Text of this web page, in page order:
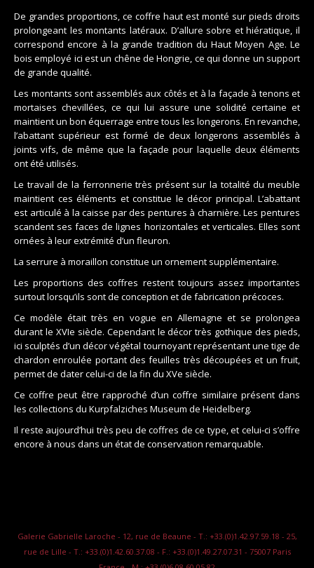
De grandes proportions, ce coffre haut est monté sur pieds droits
prolongeant les montants latéraux. D’allure sobre et hiératique, il
correspond encore à la grande tradition du Haut Moyen Age. Le
bois employé ici est un chêne de Hongrie, ce qui donne un support
de grande qualité.
Les montants sont assemblés aux côtés et à la façade à tenons et
mortaises chevillées, ce qui lui assure une solidité certaine et
maintient un bon équerrage entre tous les longerons. En revanche,
l’abattant supérieur est formé de deux longerons assemblés à
joints vifs, de même que la façade pour laquelle deux éléments
ont été utilisés.
Le travail de la ferronnerie très présent sur la totalité du meuble
maintient ces éléments et constitue le décor principal. L’abattant
est articulé à la caisse par des pentures à charnière. Les pentures
scandent ses faces de lignes horizontales et verticales. Elles sont
ornées à leur extrémité d’un fleuron.
La serrure à moraillon constitue un ornement supplémentaire.
Les proportions des coffres restent toujours assez importantes
surtout lorsqu’ils sont de conception et de fabrication précoces.
Ce modèle était très en vogue en Allemagne et se prolongea
durant le XVIe siècle. Cependant le décor très gothique des pieds,
ici sculptés d’un décor végétal tournoyant représentant une tige de
chardon enroulée portant des feuilles très découpées et un fruit,
permet de dater celui-ci de la fin du XVe siècle.
Ce coffre peut être rapproché d’un coffre similaire présent dans
les collections du Kurpfalziches Museum de Heidelberg.
Il reste aujourd’hui très peu de coffres de ce type, et celui-ci s’offre
encore à nous dans un état de conservation remarquable.
Galerie Gabrielle Laroche - 12, rue de Beaune - T.: +33.(0)1.42.97.59.18 - 25,
rue de Lille - T.: +33.(0)1.42.60.37.08 - F.: +33.(0)1.49.27.07.31 - 75007 Paris